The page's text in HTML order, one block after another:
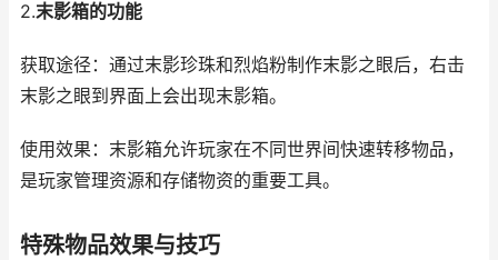
2.末影箱的功能
获取途径：通过末影珍珠和烈焰粉制作末影之眼后，右击
末影之眼到界面上会出现末影箱。
使用效果：末影箱允许玩家在不同世界间快速转移物品，
是玩家管理资源和存储物资的重要工具。
特殊物品效果与技巧